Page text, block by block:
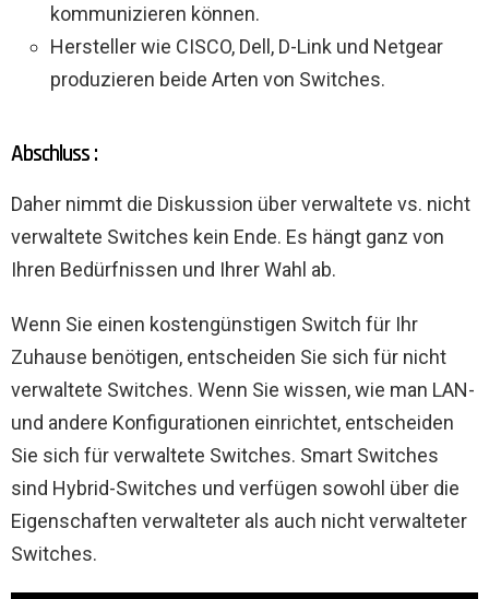
kommunizieren können.
Hersteller wie CISCO, Dell, D-Link und Netgear
produzieren beide Arten von Switches.
Abschluss :
Daher nimmt die Diskussion über verwaltete vs. nicht
verwaltete Switches kein Ende. Es hängt ganz von
Ihren Bedürfnissen und Ihrer Wahl ab.
Wenn Sie einen kostengünstigen Switch für Ihr
Zuhause benötigen, entscheiden Sie sich für nicht
verwaltete Switches. Wenn Sie wissen, wie man LAN-
und andere Konfigurationen einrichtet, entscheiden
Sie sich für verwaltete Switches. Smart Switches
sind Hybrid-Switches und verfügen sowohl über die
Eigenschaften verwalteter als auch nicht verwalteter
Switches.